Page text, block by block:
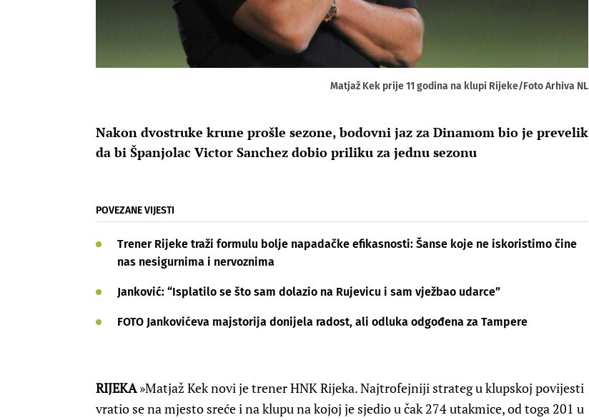
Matjaž Kek prije 11 godina na klupi Rijeke/Foto Arhiva NL
Nakon dvostruke krune prošle sezone, bodovni jaz za Dinamom bio je prevelik
da bi Španjolac Victor Sanchez dobio priliku za jednu sezonu
POVEZANE VIJESTI
Trener Rijeke traži formulu bolje napadačke efikasnosti: Šanse koje ne iskoristimo čine
nas nesigurnima i nervoznima
Janković: “Isplatilo se što sam dolazio na Rujevicu i sam vježbao udarce”
FOTO Jankovićeva majstorija donijela radost, ali odluka odgođena za Tampere
RIJEKA»Matjaž Kek novi je trener HNK Rijeka. Najtrofejniji strateg u klupskoj povijesti
vratio se na mjesto sreće i na klupu na kojoj je sjedio u čak 274 utakmice, od toga 201 u